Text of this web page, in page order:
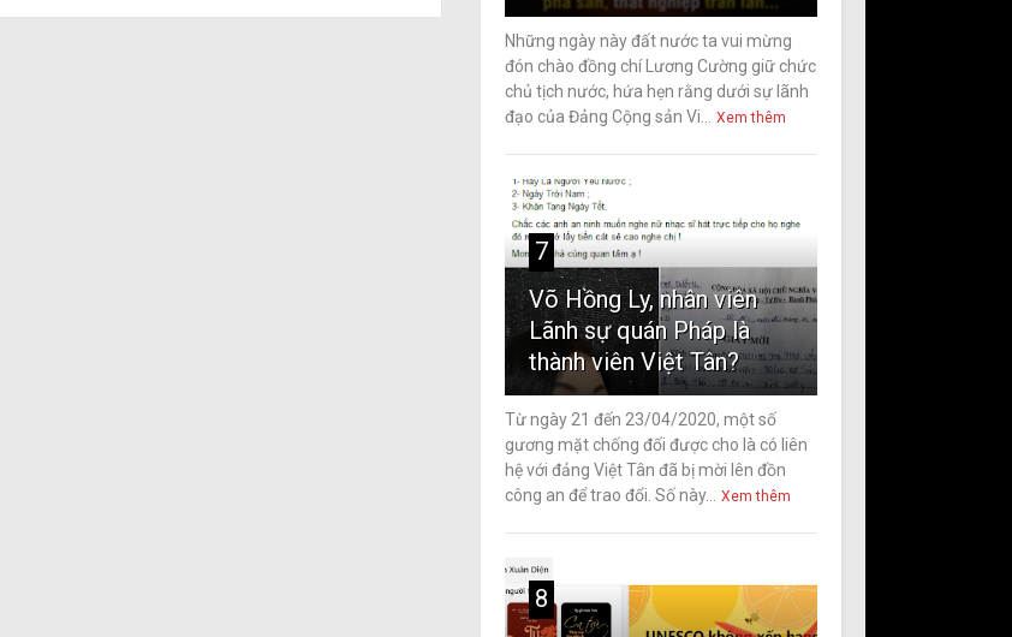
Những ngày này đất nước ta vui mừng
đón chào đồng chí Lương Cường giữ chức
chủ tịch nước, hứa hẹn rằng dưới sự lãnh
đạo của Đảng Cộng sản Vi...
Xem thêm
7
Võ Hồng Ly, nhân viên
Lãnh sự quán Pháp là
thành viên Việt Tân?
Từ ngày 21 đến 23/04/2020, một số
gương mặt chống đối được cho là có liên
hệ với đảng Việt Tân đã bị mời lên đồn
công an để trao đổi. Số này...
Xem thêm
8